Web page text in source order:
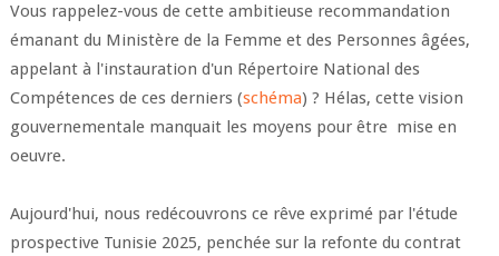
Vous rappelez-vous de cette ambitieuse recommandation
émanant du Ministère de la Femme et des Personnes âgées,
appelant à l'instauration d'un Répertoire National des
Compétences de ces derniers (schéma) ? Hélas, cette vision
gouvernementale manquait les moyens pour être mise en
oeuvre.
Aujourd'hui, nous redécouvrons ce rêve exprimé par l'étude
prospective Tunisie 2025, penchée sur la refonte du contrat